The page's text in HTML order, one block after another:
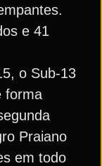
e 41
o Sub-13
forma
Praiano
em todo